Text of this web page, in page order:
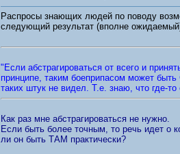
Распросы знающих людей по поводу
следующий результат (вполне
"Если абстрагироваться от всего и
принципе, таким боеприпасом может
таких штук не видел. Т.е. знаю, что где-
Как раз мне абстрагироваться не нужно.
Если быть более точным, то речь идет о
ли он быть ТАМ практически?